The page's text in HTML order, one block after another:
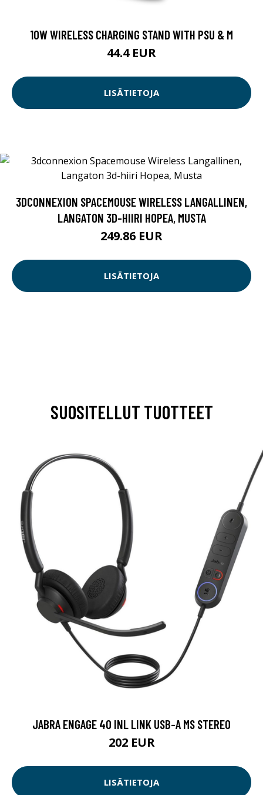
10W WIRELESS CHARGING STAND WITH PSU & M
44.4 EUR
LISÄTIETOJA
3DCONNEXION SPACEMOUSE WIRELESS LANGALLINEN,
LANGATON 3D-HIIRI HOPEA, MUSTA
249.86 EUR
LISÄTIETOJA
SUOSITELLUT TUOTTEET
JABRA ENGAGE 40 INL LINK USB-A MS STEREO
202 EUR
LISÄTIETOJA